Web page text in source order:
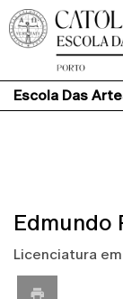
Escola Das
Edmundo
Licenciatura